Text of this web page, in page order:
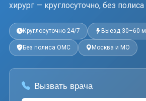
хирург — круглосуточно, без
Круглосуточно 24/7 Выезд 30–60
Без полиса ОМС Москва и МО
Вызвать врача